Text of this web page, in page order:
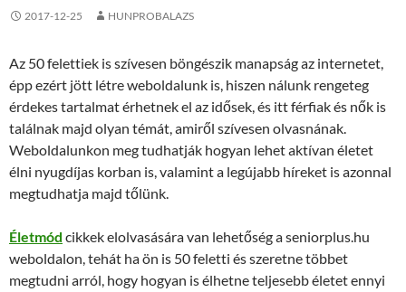
2017-12-25 HUNPROBALAZS
Az 50 felettiek is szívesen böngészik manapság az internetet,
épp ezért jött létre weboldalunk is, hiszen nálunk rengeteg
érdekes tartalmat érhetnek el az idősek, és itt férfiak és nők is
találnak majd olyan témát, amiről szívesen olvasnának.
Weboldalunkon meg tudhatják hogyan lehet aktívan életet
élni nyugdíjas korban is, valamint a legújabb híreket is azonnal
megtudhatja majd tőlünk.
Életmód cikkek elolvasására van lehetőség a seniorplus.hu
weboldalon, tehát ha ön is 50 feletti és szeretne többet
megtudni arról, hogy hogyan is élhetne teljesebb életet ennyi